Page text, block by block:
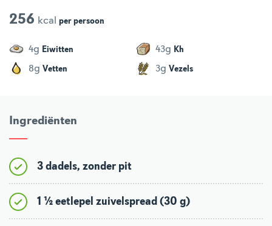
256 kcal per persoon
4g Eiwitten 43g Kh
8g Vetten 3g Vezels
Ingrediënten
3 dadels, zonder pit
1 ½ eetlepel zuivelspread (30 g)